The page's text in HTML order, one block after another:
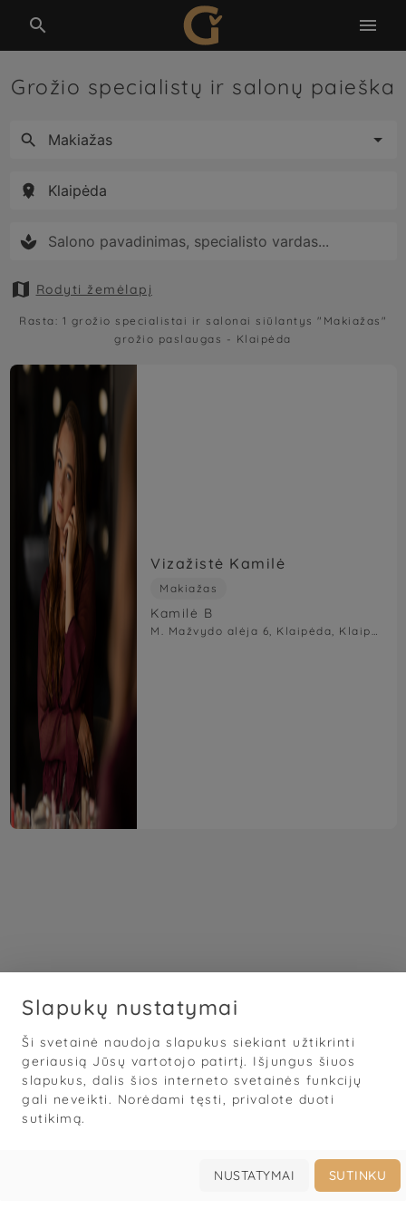
 
Grožio specialistų ir salonų paieška




 Rodyti žemėlapį
Rasta: 1 grožio specialistai ir salonai siūlantys "Makiažas"
grožio paslaugas - Klaipėda
Vizažistė Kamilė
Makiažas
Kamilė B
M. Mažvydo alėja 6, Klaipėda, Klaipėdos m. sav., Lietuva
Slapukų nustatymai
Ši svetainė naudoja slapukus siekiant užtikrinti
geriausią Jūsų vartotojo patirtį. Išjungus šiuos
slapukus, dalis šios interneto svetainės funkcijų
gali neveikti. Norėdami tęsti, privalote duoti
sutikimą.
NUSTATYMAI SUTINKU